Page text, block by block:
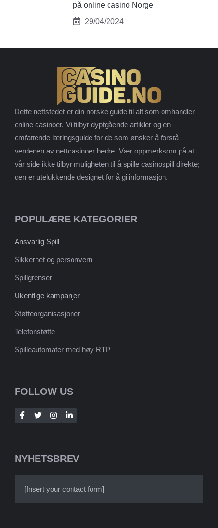
på online casino Norge
29/04/2024
Dette nettstedet er din norske guide til alt som omhandler
online casinoer. Vi tilbyr dyptgående artikler og en
omfattende læringsguide for de som ønsker å forstå
verdenen av nettcasinoer bedre. Vær oppmerksom på at
vår side ikke tilbyr muligheten til å spille casinospill direkte;
den er utelukkende designet for å gi informasjon.
POPULÆRE KATEGORIER
Ansvarlig Spill
Sikkerhet og personvern
Spillgrenser
Ukentlige kampanjer
Støtteorganisasjoner
Telefonstøtte
Spilleautomater med høy RTP
FOLLOW US
NYHETSBREV
[Insert your contact form]